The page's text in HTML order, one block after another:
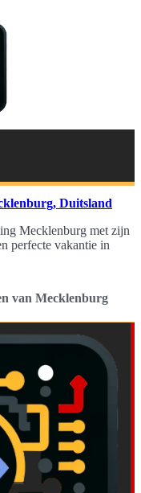
Duitsland
Mecklenburg met zijn
perfecte vakantie in
van Mecklenburg